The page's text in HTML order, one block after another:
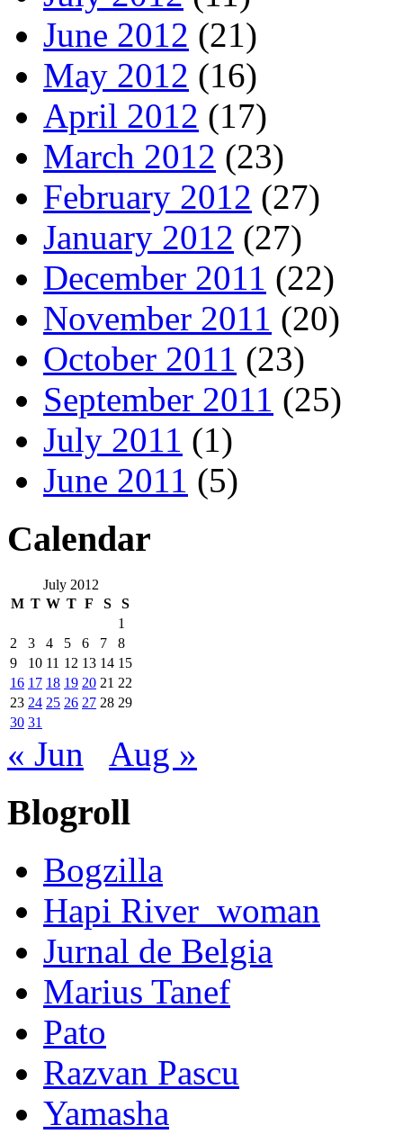
June 2012 (21)
May 2012 (16)
April 2012 (17)
March 2012 (23)
February 2012 (27)
January 2012 (27)
December 2011 (22)
November 2011 (20)
October 2011 (23)
September 2011 (25)
July 2011 (1)
June 2011 (5)
Calendar
July 2012
M T W T F S
S
1
2
3 4 5 6 7
8
9
10 11 12 13 14 15
16 17 18 19 20 21 22
23 24 25 26 27 28 29
30 31
« Jun Aug »
Blogroll
Bogzilla
Hapi River_woman
Jurnal de Belgia
Marius Tanef
Pato
Razvan Pascu
Yamasha